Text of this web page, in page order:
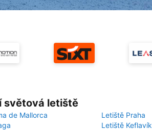
světová letiště
de Mallorca
Letiště Praha
Letiště Keflavík